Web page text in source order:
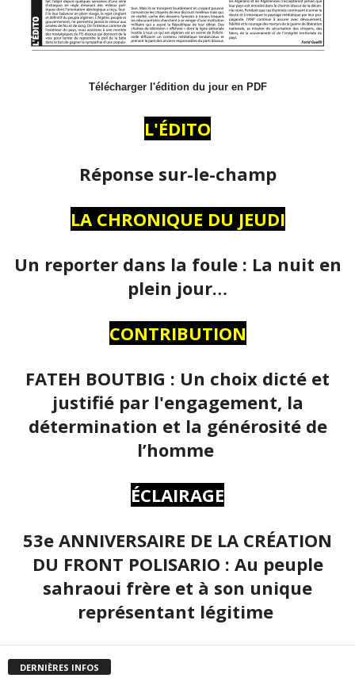
Télécharger l'édition du jour en PDF
L'ÉDITO
Réponse sur-le-champ
LA CHRONIQUE DU JEUDI
Un reporter dans la foule : La nuit en
plein jour…
CONTRIBUTION
FATEH BOUTBIG : Un choix dicté et
justifié par l'engagement, la
détermination et la générosité de
l’homme
ÉCLAIRAGE
53e ANNIVERSAIRE DE LA CRÉATION
DU FRONT POLISARIO : Au peuple
sahraoui frère et à son unique
représentant légitime
DERNIÈRES INFOS